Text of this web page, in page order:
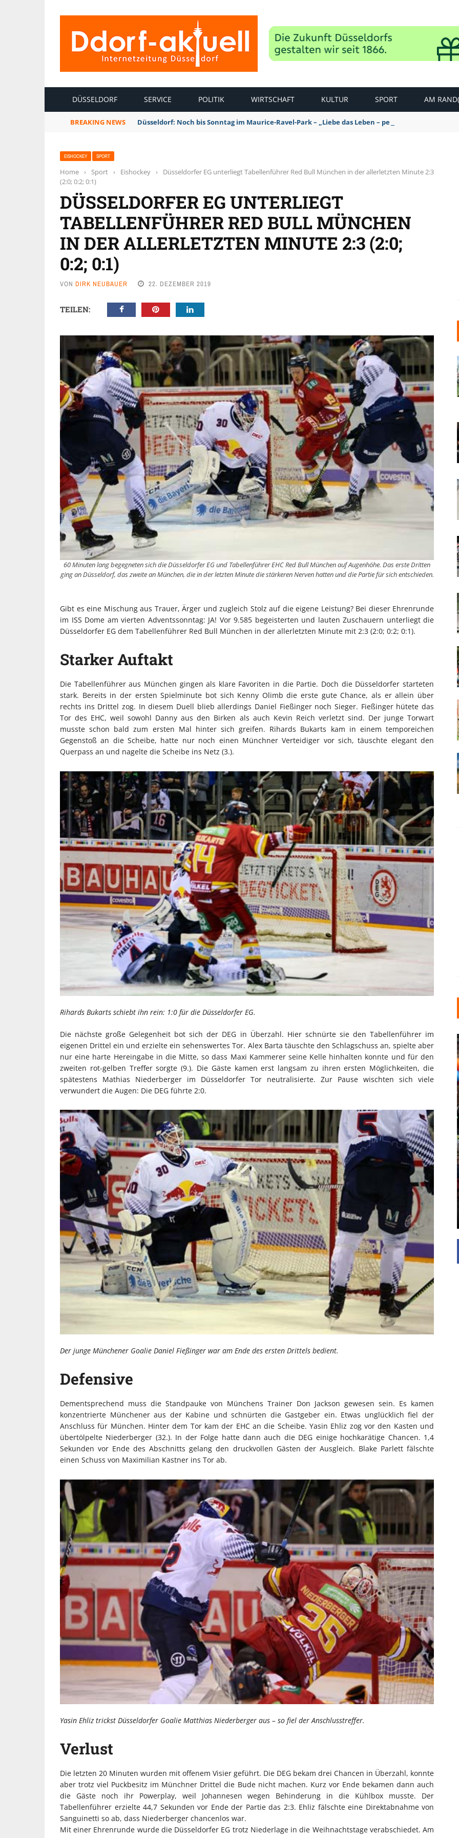
DÜSSELDORF SERVICE POLITIK WIRTSCHAFT KULTUR SPORT AM
BREAKING NEWS Düsseldorf: Noch bis Sonntag im Maurice-Ravel-Park – „Liebe das Leben – pempelfort music
EISHOCKEY SPORT
Home › Sport › Eishockey ›
Düsseldorfer EG unterliegt Tabellenführer Red Bull München in der allerletzten Minute 2:3
(2:0; 0:2; 0:1)
DÜSSELDORFER EG UNTERLIEGT
TABELLENFÜHRER RED BULL MÜNCHEN
IN DER ALLERLETZTEN MINUTE 2:3 (2:0;
0:2; 0:1)
VON DIRK NEUBAUER 22. DEZEMBER 2019
TEILEN:
60 Minuten lang begegneten sich die Düsseldorfer EG und Tabellenführer EHC Red Bull München auf Augenhöhe. Das erste Dritten
ging an Düsseldorf, das zweite an München, die in der letzten Minute die stärkeren Nerven hatten und die Partie für sich entschieden.
Gibt es eine Mischung aus Trauer, Ärger und zugleich Stolz auf die eigene Leistung? Bei dieser Ehrenrunde
im ISS Dome am vierten Adventssonntag: JA! Vor 9.585 begeisterten und lauten Zuschauern unterliegt die
Düsseldorfer EG dem Tabellenführer Red Bull München in der allerletzten Minute mit 2:3 (2:0; 0:2; 0:1).
Starker Auftakt
Die Tabellenführer aus München gingen als klare Favoriten in die Partie. Doch die Düsseldorfer starteten
stark. Bereits in der ersten Spielminute bot sich Kenny Olimb die erste gute Chance, als er allein über
rechts ins Drittel zog. In diesem Duell blieb allerdings Daniel Fießinger noch Sieger. Fießinger hütete das
Tor des EHC, weil sowohl Danny aus den Birken als auch Kevin Reich verletzt sind. Der junge Torwart
musste schon bald zum ersten Mal hinter sich greifen. Rihards Bukarts kam in einem temporeichen
Gegenstoß an die Scheibe, hatte nur noch einen Münchner Verteidiger vor sich, täuschte elegant den
Querpass an und nagelte die Scheibe ins Netz (3.).
Rihards Bukarts schiebt ihn rein: 1:0 für die Düsseldorfer EG.
Die nächste große Gelegenheit bot sich der DEG in Überzahl. Hier schnürte sie den Tabellenführer im
eigenen Drittel ein und erzielte ein sehenswertes Tor. Alex Barta täuschte den Schlagschuss an, spielte aber
nur eine harte Hereingabe in die Mitte, so dass Maxi Kammerer seine Kelle hinhalten konnte und für den
zweiten rot-gelben Treffer sorgte (9.). Die Gäste kamen erst langsam zu ihren ersten Möglichkeiten, die
spätestens Mathias Niederberger im Düsseldorfer Tor neutralisierte. Zur Pause wischten sich viele
verwundert die Augen: Die DEG führte 2:0.
Der junge Münchener Goalie Daniel Fießinger war am Ende des ersten Drittels bedient.
Defensive
Dementsprechend muss die Standpauke von Münchens Trainer Don Jackson gewesen sein. Es kamen
konzentrierte Münchener aus der Kabine und schnürten die Gastgeber ein. Etwas unglücklich fiel der
Anschluss für München. Hinter dem Tor kam der EHC an die Scheibe. Yasin Ehliz zog vor den Kasten und
übertölpelte Niederberger (32.). In der Folge hatte dann auch die DEG einige hochkarätige Chancen. 1,4
Sekunden vor Ende des Abschnitts gelang den druckvollen Gästen der Ausgleich. Blake Parlett fälschte
einen Schuss von Maximilian Kastner ins Tor ab.
Yasin Ehliz trickst Düsseldorfer Goalie Matthias Niederberger aus – so fiel der Anschlusstreffer.
Verlust
Die letzten 20 Minuten wurden mit offenem Visier geführt. Die DEG bekam drei Chancen in Überzahl, konnte
aber trotz viel Puckbesitz im Münchner Drittel die Bude nicht machen. Kurz vor Ende bekamen dann auch
die Gäste noch ihr Powerplay, weil Johannesen wegen Behinderung in die Kühlbox musste. Der
Tabellenführer erzielte 44,7 Sekunden vor Ende der Partie das 2:3. Ehliz fälschte eine Direktabnahme von
Sanguinetti so ab, dass Niederberger chancenlos war.
Mit einer Ehrenrunde wurde die Düsseldorfer EG trotz Niederlage in die Weihnachtstage verabschiedet. Am
INDUSTRIELLER CHIC: WIE
KUNSTSTOFFFENSTER DEN
LOFT-STIL IN IHREM
EINFAMILIENHAUS
UNTERSTÜTZEN
Die Inspiration des industriellen Chics sind die
Werkshallen des Industriezeitalters. Die Basis für
diesen Stil sind große Räume, schlicht gehalten
mit rustikalen Elementen und großen
Fensterflächen. Wie so vieles wurde ...